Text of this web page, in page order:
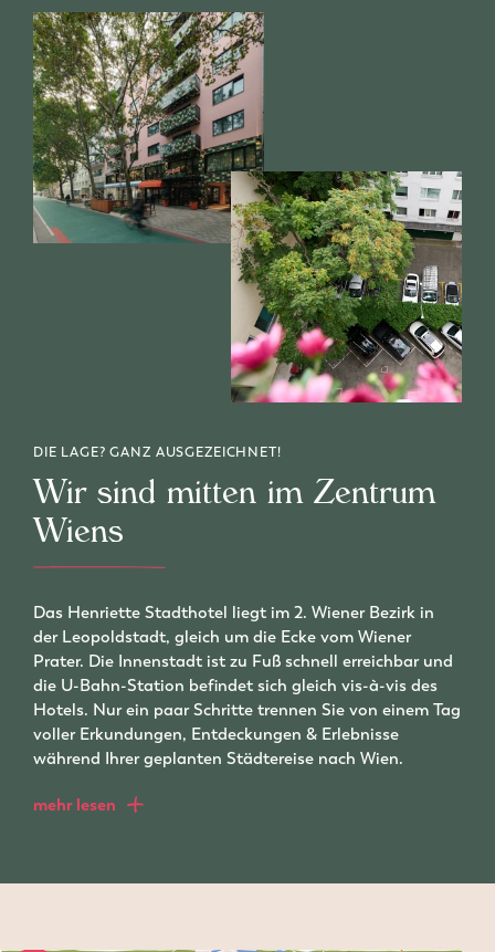
DIE LAGE? GANZ AUSGEZEICHNET!
Wir sind mitten im Zentrum
Wiens
Das Henriette Stadthotel liegt im 2. Wiener Bezirk in
der Leopoldstadt, gleich um die Ecke vom Wiener
Prater. Die Innenstadt ist zu Fuß schnell erreichbar und
die U-Bahn-Station befindet sich gleich vis-à-vis des
Hotels. Nur ein paar Schritte trennen Sie von einem Tag
voller Erkundungen, Entdeckungen & Erlebnisse
während Ihrer geplanten Städtereise nach Wien.
mehr lesen